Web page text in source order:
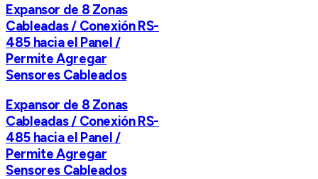
Expansor de 8 Zonas
Cableadas / Conexión RS-
485 hacia el Panel /
Permite Agregar
Sensores Cableados
Expansor de 8 Zonas
Cableadas / Conexión RS-
485 hacia el Panel /
Permite Agregar
Sensores Cableados